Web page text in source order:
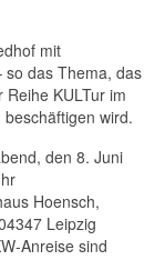
mit
so das Thema, das
KULTur im
wird.
den 8. Juni
Hoensch,
Leipzig
Anreise sind